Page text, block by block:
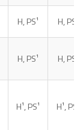
H, PS¹
H, PS¹
H, PS¹ H, PS¹
H¹, PS¹ H¹, PS¹